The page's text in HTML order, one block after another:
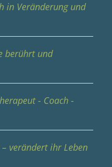
in Veränderung und
berührt und
- Coach -
verändert ihr Leben